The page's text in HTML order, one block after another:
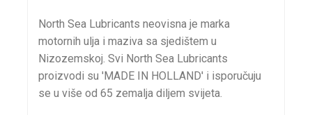
North Sea Lubricants neovisna je marka
motornih ulja i maziva sa sjedištem u
Nizozemskoj. Svi North Sea Lubricants
proizvodi su 'MADE IN HOLLAND' i isporučuju
se u više od 65 zemalja diljem svijeta.